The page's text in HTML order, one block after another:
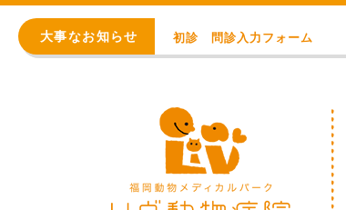
大事なお知らせ
WEB予約始まりました！
※重要※ 価格改定のお知らせ
初診 問診入力フォーム